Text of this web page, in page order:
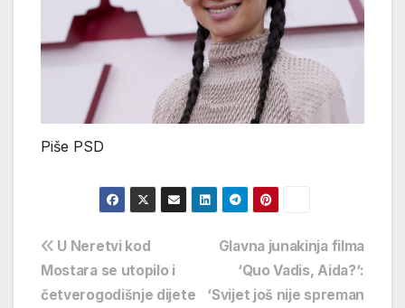
Piše PSD
Navigacija
objava
Glavna junakinja filma
‘Quo Vadis, Aida?‘:
‘Svijet još nije spreman
U Neretvi kod
Mostara se utopilo i
četverogodišnje dijete